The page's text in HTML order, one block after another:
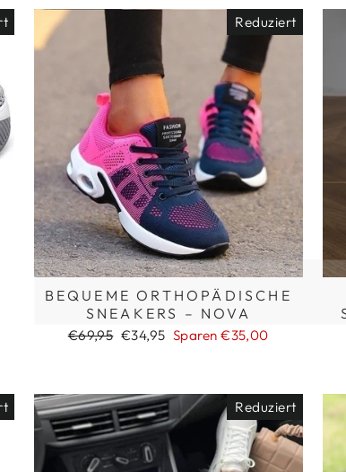
Reduziert
BEQUEME ORTHOPÄDISCHE
SNEAKERS – NOVA
Normaler
€69,95 Sonderpreis
€34,95 Sparen €35,00
Reduziert